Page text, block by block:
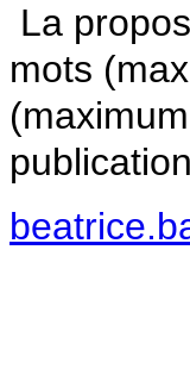
La
mots